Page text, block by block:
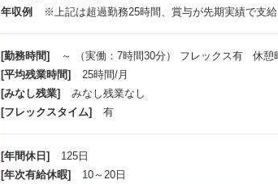
★体制
・マネージャー(半期に一度の面談やSVの目標設定の承認
|
・PM（本社で複数のSVのサポートや顧客折衝)[無期雇用]
|
・実務を取り纏めるリーダー
年収例
※上記は超過勤務25時間、賞与が先期実績で支
[勤務時間]
～ （実働：7時間30分） フレックス有 休憩
[平均残業時間]
25時間/月
[みなし残業]
みなし残業なし
[フレックスタイム]
有
[年間休日]
125日
[年次有給休暇]
10～20日